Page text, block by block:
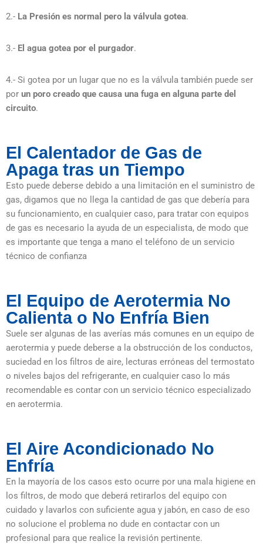
2.- La Presión es normal pero la válvula gotea.
3.- El agua gotea por el purgador.
4.- Si gotea por un lugar que no es la válvula también puede ser
por un poro creado que causa una fuga en alguna parte del
circuito.
El Calentador de Gas de
Apaga tras un Tiempo
Esto puede deberse debido a una limitación en el suministro de
gas, digamos que no llega la cantidad de gas que debería para
su funcionamiento, en cualquier caso, para tratar con equipos
de gas es necesario la ayuda de un especialista, de modo que
es importante que tenga a mano el teléfono de un servicio
técnico de confianza
El Equipo de Aerotermia No
Calienta o No Enfría Bien
Suele ser algunas de las averías más comunes en un equipo de
aerotermia y puede deberse a la obstrucción de los conductos,
suciedad en los filtros de aire, lecturas erróneas del termostato
o niveles bajos del refrigerante, en cualquier caso lo más
recomendable es contar con un servicio técnico especializado
en aerotermia.
El Aire Acondicionado No
Enfría
En la mayoría de los casos esto ocurre por una mala higiene en
los filtros, de modo que deberá retirarlos del equipo con
cuidado y lavarlos con suficiente agua y jabón, en caso de eso
no solucione el problema no dude en contactar con un
profesional para que realice la revisión pertinente.